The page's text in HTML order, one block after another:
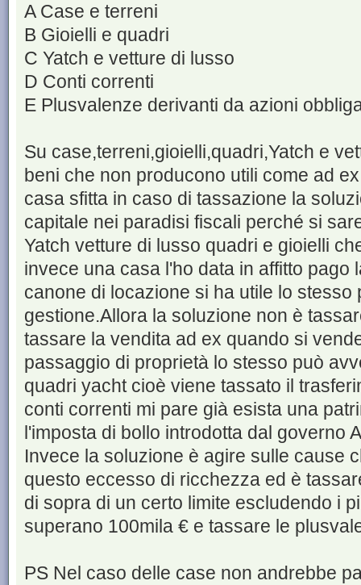
A Case e terreni
B Gioielli e quadri
C Yatch e vetture di lusso
D Conti correnti
E Plusvalenze derivanti da azioni
Su case,terreni,gioielli,quadri,Yatch e
beni che non producono utili come ad
casa sfitta in caso di tassazione la
capitale nei paradisi fiscali perché si
Yatch vetture di lusso quadri e gioielli
invece una casa l'ho data in affitto pago
canone di locazione si ha utile lo stesso
gestione.Allora la soluzione non è
tassare la vendita ad ex quando si
passaggio di proprietà lo stesso può
quadri yacht cioè viene tassato il
conti correnti mi pare già esista una
l'imposta di bollo introdotta dal governo
Invece la soluzione è agire sulle cause
questo eccesso di ricchezza ed è
di sopra di un certo limite escludendo i
superano 100mila € e tassare le
PS Nel caso delle case non andrebbe